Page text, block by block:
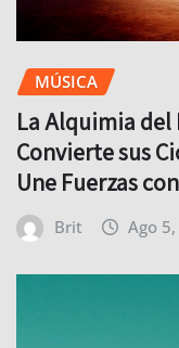
MÚSICA
La Alquimia del
Convierte sus
Une Fuerzas
Brit Ago